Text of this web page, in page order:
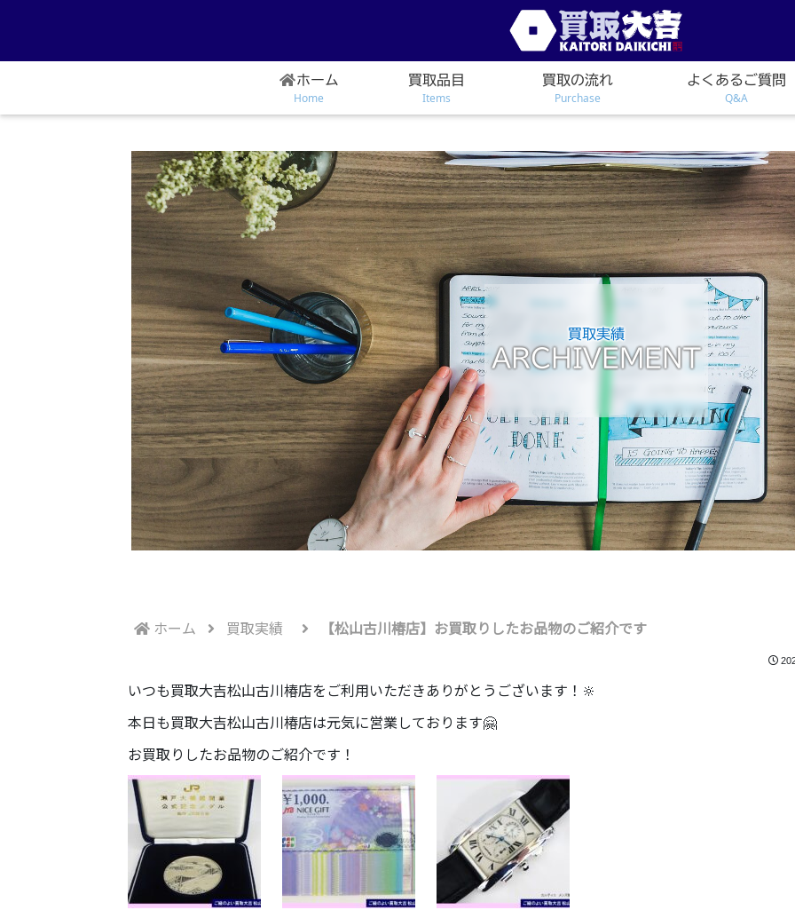
買取実績
ARCHIVEMENT
ホーム
Home
買取品目
Items
買取の流れ
Purchase
よくあるご質問
Q&A
ホーム 買取実績 【松山古川椿店】お買取りしたお品物のご紹介です
いつも買取大吉松山古川椿店をご利用いただきありがとうございます！🔆
本日も買取大吉松山古川椿店は元気に営業しております🤗
お買取りしたお品物のご紹介です！